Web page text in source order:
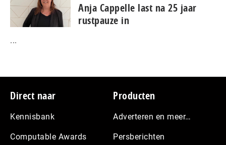
Anja Cappelle last na 25 jaar
rustpauze in
...
Footer
Direct naar
Kennisbank
Computable Awards
Producten
Adverteren en meer…
Persberichten